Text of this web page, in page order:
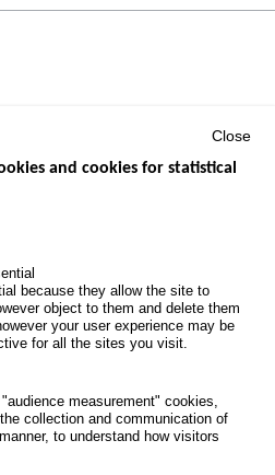
FROM ROAD ACCIDENTS
Close
and cookies for statistical
because they allow the site to
object to them and delete them
your user experience may be
for all the sites you visit.
measurement" cookies,
collection and communication of
to understand how visitors